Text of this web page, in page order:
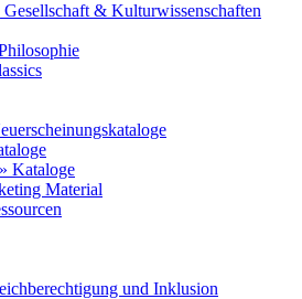
Gesellschaft & Kulturwissenschaften
Kataloge
Material
und Inklusion